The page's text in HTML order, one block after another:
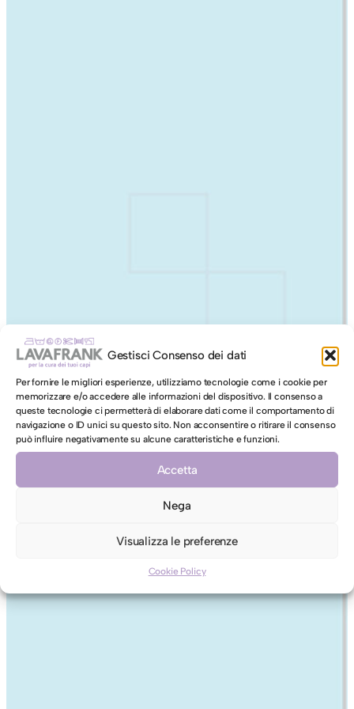
Gestisci Consenso dei dati
Per fornire le migliori esperienze, utilizziamo tecnologie come i cookie per
memorizzare e/o accedere alle informazioni del dispositivo. Il consenso a
queste tecnologie ci permetterà di elaborare dati come il comportamento di
navigazione o ID unici su questo sito. Non acconsentire o ritirare il consenso
può influire negativamente su alcune caratteristiche e funzioni.
Accetta
Nega
Visualizza le preferenze
Cookie Policy